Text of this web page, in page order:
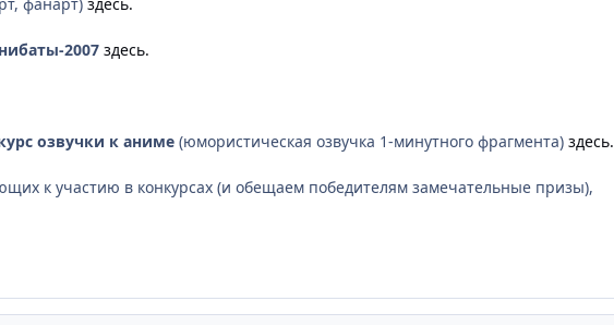
2007 здесь.
озвучки к аниме (юмористическая озвучка 1-минутного фрагмента) здесь.
к участию в конкурсах (и обещаем победителям замечательные призы),